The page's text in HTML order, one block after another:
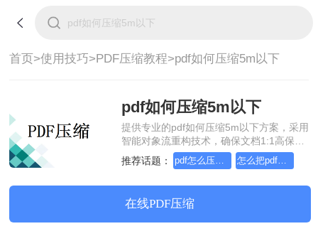
首页>使用技巧>PDF压缩教程>pdf如何压缩5m以下
pdf如何压缩5m以下
提供专业的pdf如何压缩5m以下方案，采用
智能对象流重构技术，确保文档1:1高保真
还原且排版不乱码。支持一键批量处理，
全链路 SSL 加密保障隐私安全。助您快速
办公。
推荐话题： pdf怎么压缩到5M以内 怎么把pdf压缩到5m以内
在线PDF压缩